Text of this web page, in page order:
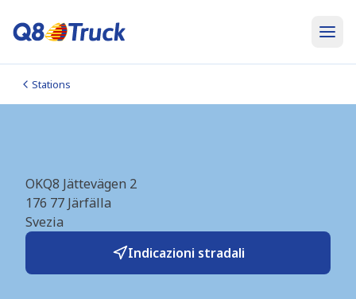
Stations
OKQ8 Jättevägen 2
176 77 Järfälla
Svezia
Indicazioni stradali